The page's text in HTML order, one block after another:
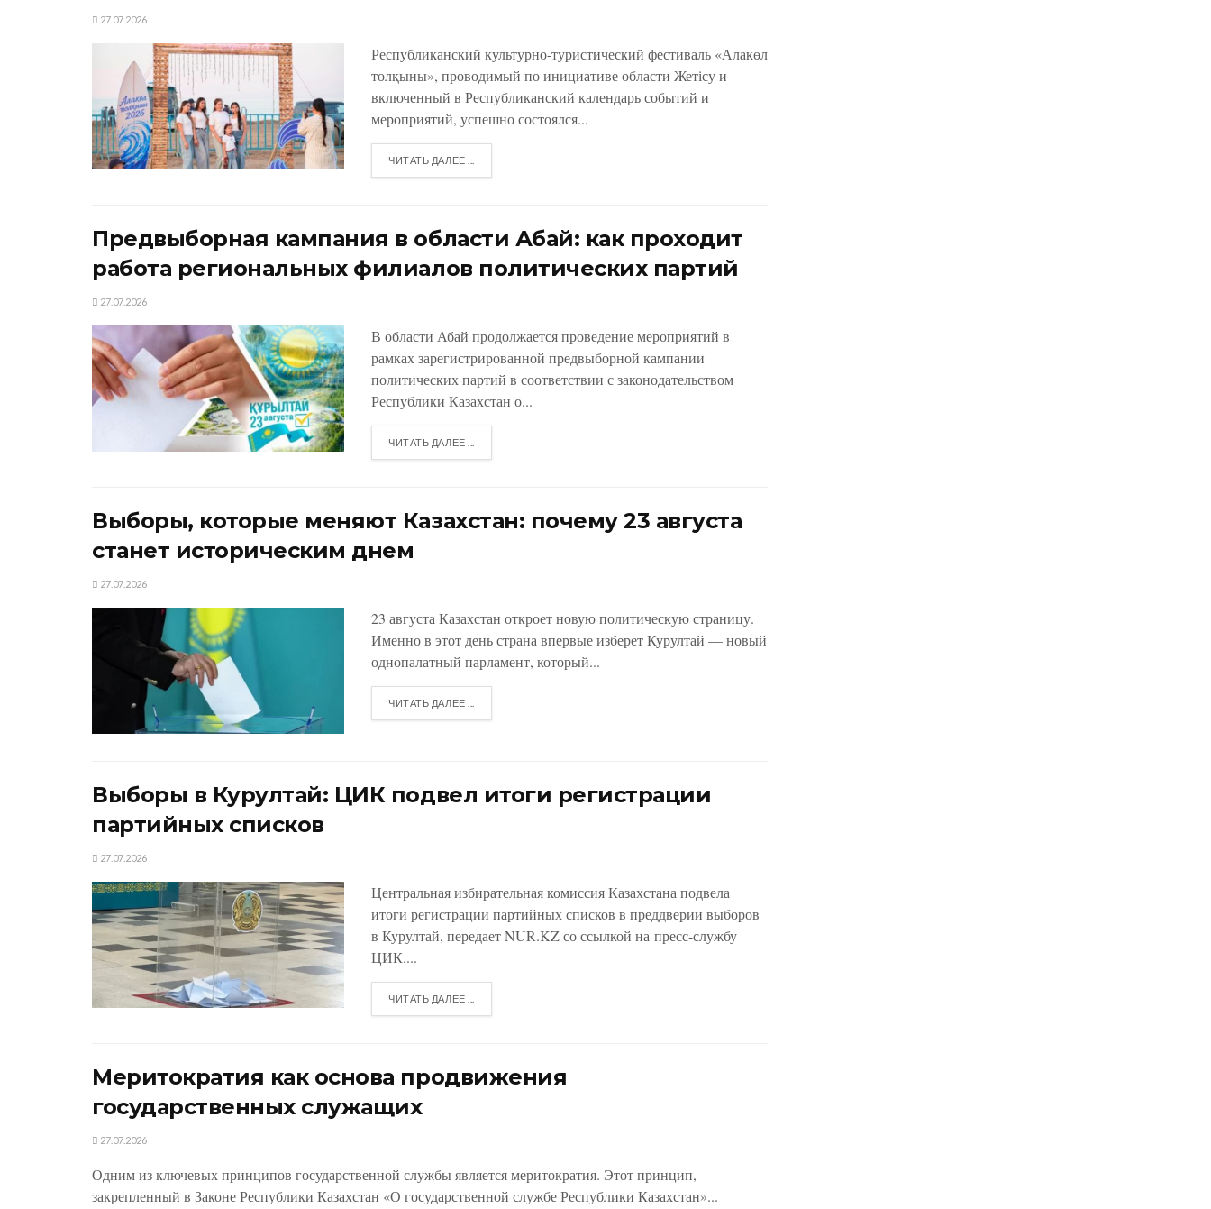
27.07.2026
Республиканский культурно-туристический фестиваль «Алакөл
толқыны», проводимый по инициативе области Жетісу и
включенный в Республиканский календарь событий и
мероприятий, успешно состоялся...
ЧИТАТЬ ДАЛЕЕ ...
Предвыборная кампания в области Абай: как проходит
работа региональных филиалов политических партий
27.07.2026
В области Абай продолжается проведение мероприятий в
рамках зарегистрированной предвыборной кампании
политических партий в соответствии с законодательством
Республики Казахстан о...
ЧИТАТЬ ДАЛЕЕ ...
Выборы, которые меняют Казахстан: почему 23 августа
станет историческим днем
27.07.2026
23 августа Казахстан откроет новую политическую страницу.
Именно в этот день страна впервые изберет Курултай — новый
однопалатный парламент, который...
ЧИТАТЬ ДАЛЕЕ ...
Выборы в Курултай: ЦИК подвел итоги регистрации
партийных списков
27.07.2026
Центральная избирательная комиссия Казахстана подвела
итоги регистрации партийных списков в преддверии выборов
в Курултай, передает NUR.KZ со ссылкой на пресс-службу
ЦИК....
ЧИТАТЬ ДАЛЕЕ ...
Меритократия как основа продвижения
государственных служащих
27.07.2026
Одним из ключевых принципов государственной службы является меритократия. Этот принцип,
закрепленный в Законе Республики Казахстан «О государственной службе Республики Казахстан»...